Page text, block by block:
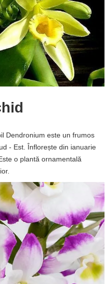
Dendronium este un frumos
- Est. Înflorește din ianuarie
o plantă ornamentală